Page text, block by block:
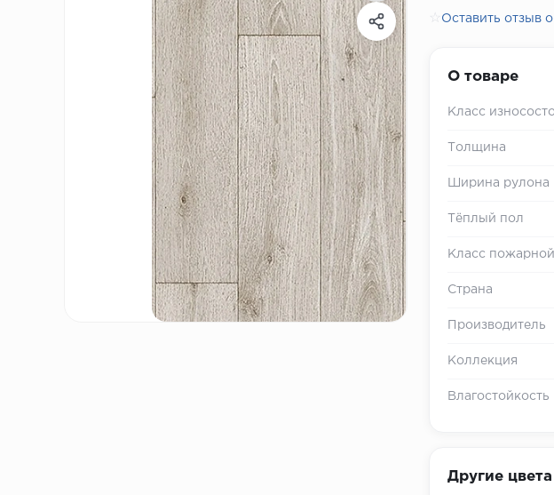
☆ Оставить отзыв
О товаре
Класс
Толщина
Ширина рулона
Тёплый пол
Класс
Страна
Производитель
Коллекция
Влагостойкость
Другие